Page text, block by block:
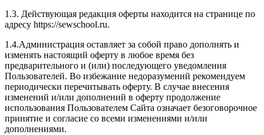
1.3. Действующая редакция оферты находится на странице по
адресу https://sewschool.ru.
1.4.Администрация оставляет за собой право дополнять и
изменять настоящий оферту в любое время без
предварительного и (или) последующего уведомления
Пользователей. Во избежание недоразумений рекомендуем
периодически перечитывать оферту. В случае внесения
изменений и/или дополнений в оферту продолжение
использования Пользователем Сайта означает безоговорочное
принятие и согласие со всеми изменениями и/или
дополнениями.